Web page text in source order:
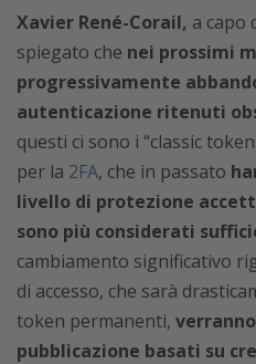
Xavier René-Corail, a capo
spiegato che nei prossimi
progressivamente
autenticazione ritenuti
questi ci sono i “classic
per la 2FA, che in passato
livello di protezione
sono più considerati
cambiamento significativo
di accesso, che sarà
token permanenti,
pubblicazione basati su